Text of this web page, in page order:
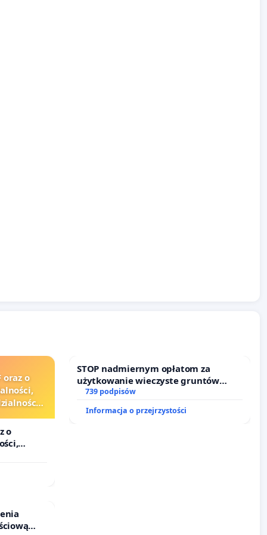
oraz o
o
STOP nadmiernym opłatom za
użytkowanie wieczyste gruntów
zajmowanych przez rodzinne ogrody
739 podpisów
Informacja o przejrzystości